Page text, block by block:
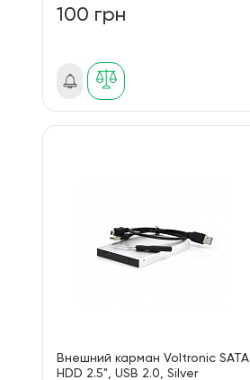
100 грн
Внешний карман Voltronic SATA
HDD 2.5", USB 2.0, Silver